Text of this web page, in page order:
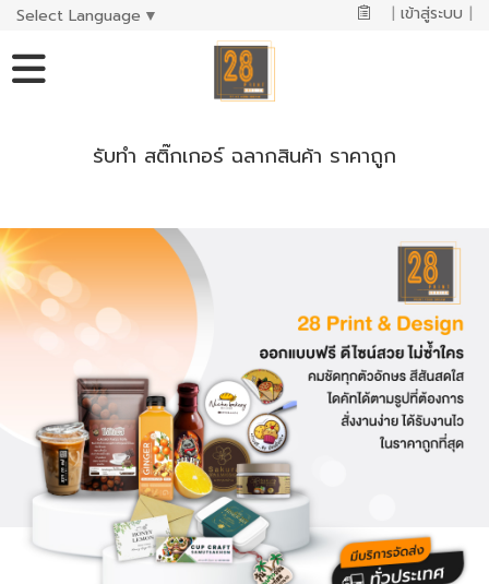
Select Language ▼ | เข้าสู่ระบบ |
รับทำ สติ๊กเกอร์ ฉลากสินค้า ราคาถูก